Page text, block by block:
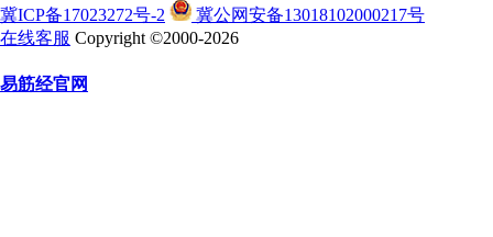
冀ICP备17023272号-2
冀公网安备13018102000217号
在线客服 Copyright ©2000-2026
易筋经官网